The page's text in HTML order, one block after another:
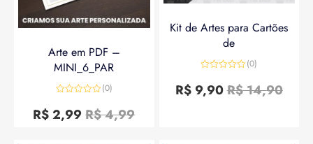
Arte em PDF –
MINI_6_PAR
0
de
(0)
R$4,99
R$2,99
Kit de Artes para Cartões
de
0
de
(0)
R$14,90
R$9,90